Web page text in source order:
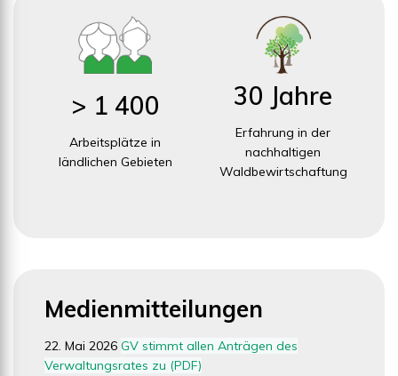
> 1 400
Arbeitsplätze in
ländlichen Gebieten
30 Jahre
Erfahrung in der
nachhaltigen
Waldbewirtschaftung
Medienmitteilungen
22. Mai 2026 GV stimmt allen Anträgen des
Verwaltungsrates zu (PDF)